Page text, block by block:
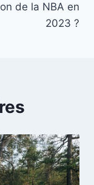
de la NBA en
2023 ?